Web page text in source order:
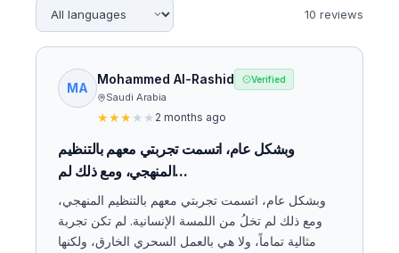
10 reviews
MA
Mohammed Al-Rashid Verified
Saudi Arabia
★★★★ ★ 2 months ago
وبشكل عام، اتسمت تجربتي معهم بالتنظيم
المنهجي، ومع ذلك لم...
وبشكل عام، اتسمت تجربتي معهم بالتنظيم المنهجي،
ومع ذلك لم تخلُ من اللمسة الإنسانية. لم تكن تجربة
مثالية تماماً، ولا هي بالعمل السحري الخارق، ولكنها